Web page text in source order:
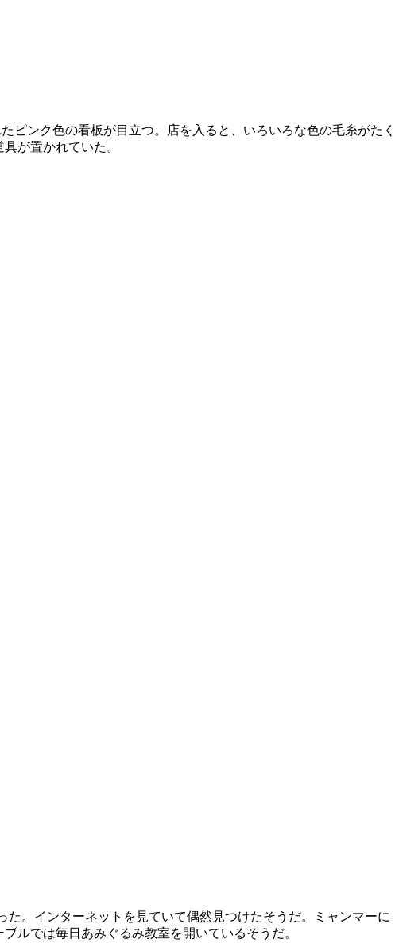
ピンク色の看板が目立つ。店を入ると、いろいろな色の毛糸がたく
が置かれていた。
。インターネットを見ていて偶然見つけたそうだ。ミャンマーに
ルでは毎日あみぐるみ教室を開いているそうだ。